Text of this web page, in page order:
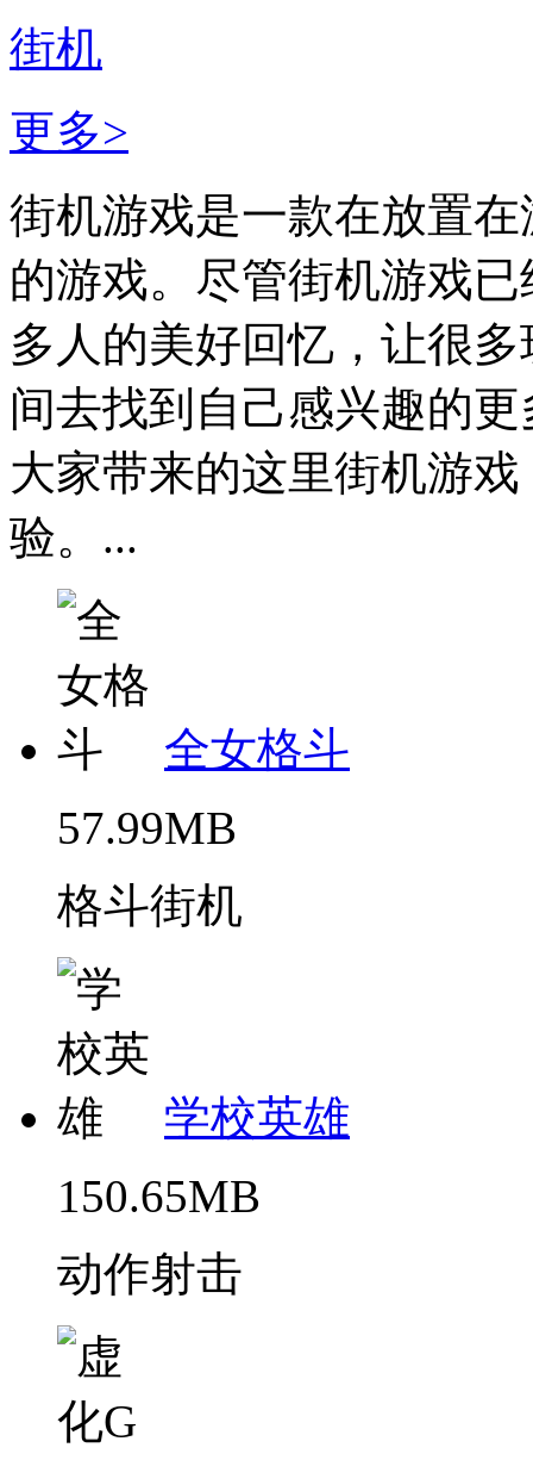
街机
更多>
街机游戏是一款在放置
的游戏。尽管街机游戏
多人的美好回忆，让很
间去找到自己感兴趣的
大家带来的这里街机游
验。...
全女格斗
57.99MB
格斗街机
学校英雄
150.65MB
动作射击